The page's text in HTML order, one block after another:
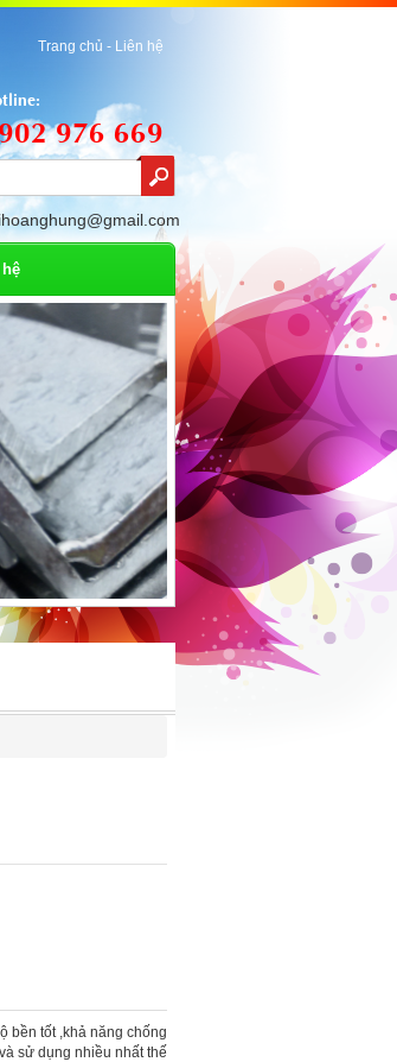
Trang chủ - Liên hệ
976 669
bền tốt ,khả năng chống
sử dụng nhiều nhất thế